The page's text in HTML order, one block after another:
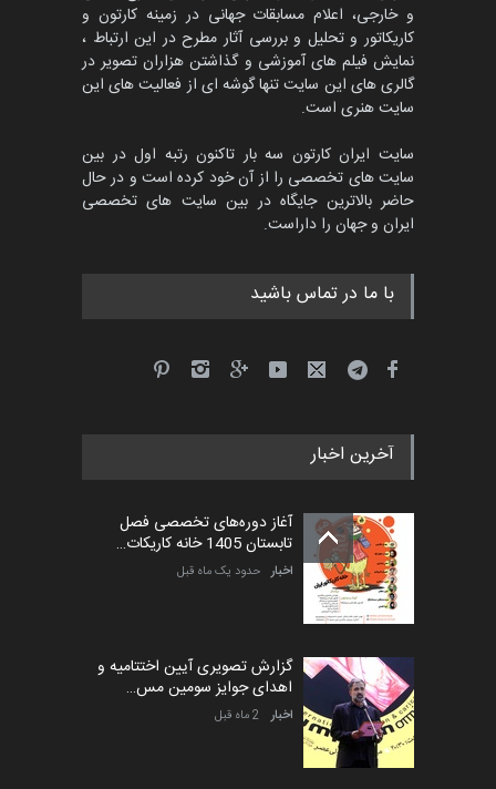
جشنواره بین‌المللی کارتون
مدارس پرتغال، ۲۰۲۷
مهلت 4 ماه دیگر
پنجمین مسابقۀ بین‌المللی
کارتون طنز «کلاه‌ای…
مهلت
و خارجی، اعلام مسابقات جهانی در زمینه کارتون و
کاریکاتور و تحلیل و بررسی آثار مطرح در این ارتباط ،
نمایش فیلم های آموزشی و گذاشتن هزاران تصویر در
گالری های این سایت تنها گوشه ای از فعالیت های این
سایت هنری است.
سایت ایران کارتون سه بار تاکنون رتبه اول در بین
سایت های تخصصی را از آن خود کرده است و در حال
حاضر بالاترین جایگاه در بین سایت های تخصصی
ایران و جهان را داراست.
با ما در تماس باشید
آخرین اخبار
آغاز دوره‌های تخصصی فصل
تابستان 1405 خانه کاریکات…
اخبار حدود یک ماه قبل
گزارش تصویری آیین اختتامیه و
اهدای جوایز سومین مس…
اخبار 2 ماه قبل